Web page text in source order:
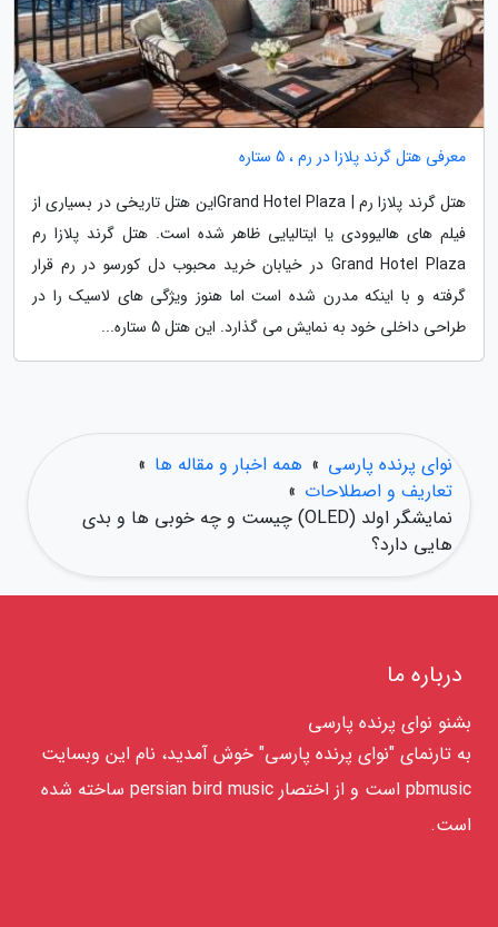
معرفی هتل گرند پلازا در رم ، 5 ستاره
هتل گرند پلازا رم | Grand Hotel Plazaاین هتل تاریخی در بسیاری از
فیلم های هالیوودی یا ایتالیایی ظاهر شده است. هتل گرند پلازا رم
Grand Hotel Plaza در خیابان خرید محبوب دل کورسو در رم قرار
گرفته و با اینکه مدرن شده است اما هنوز ویژگی های لاسیک را در
طراحی داخلی خود به نمایش می گذارد. این هتل 5 ستاره...
نوای پرنده پارسی » همه اخبار و مقاله ها »
تعاریف و اصطلاحات »
نمایشگر اولد (OLED) چیست و چه خوبی ها و بدی
هایی دارد؟
درباره ما
بشنو نوای پرنده پارسی
به تارنمای "نوای پرنده پارسی" خوش آمدید، نام این وبسایت
pbmusic است و از اختصار persian bird music ساخته شده
است.